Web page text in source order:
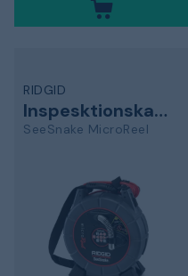
RIDGID
Inspesktionskamera
SeeSnake MicroReel